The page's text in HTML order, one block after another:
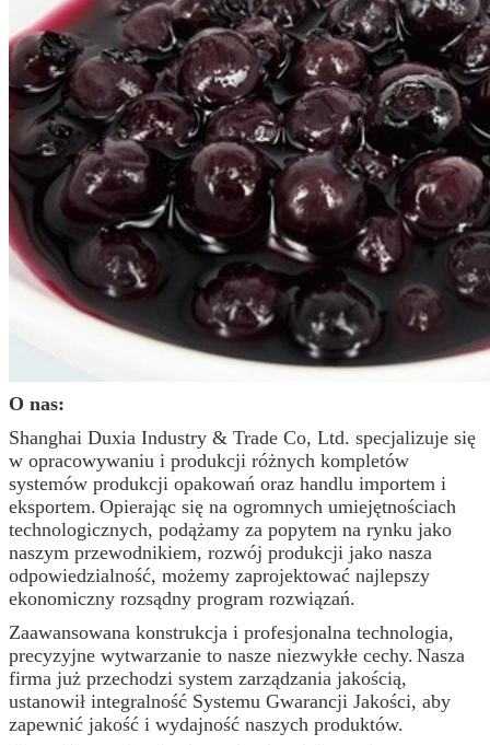
O nas:
Shanghai Duxia Industry & Trade Co, Ltd. specjalizuje się
w opracowywaniu i produkcji różnych kompletów
systemów produkcji opakowań oraz handlu importem i
eksportem. Opierając się na ogromnych umiejętnościach
technologicznych, podążamy za popytem na rynku jako
naszym przewodnikiem, rozwój produkcji jako nasza
odpowiedzialność, możemy zaprojektować najlepszy
ekonomiczny rozsądny program rozwiązań.
Zaawansowana konstrukcja i profesjonalna technologia,
precyzyjne wytwarzanie to nasze niezwykłe cechy. Nasza
firma już przechodzi system zarządzania jakością,
ustanowił integralność Systemu Gwarancji Jakości, aby
zapewnić jakość i wydajność naszych produktów.